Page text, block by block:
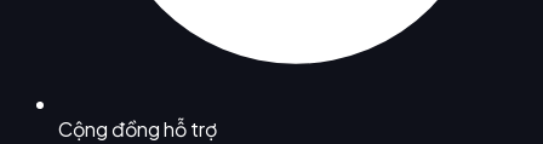
Cộng đồng hỗ trợ